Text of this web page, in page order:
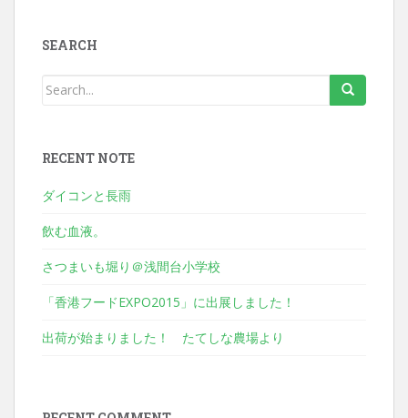
SEARCH
RECENT NOTE
ダイコンと長雨
飲む血液。
さつまいも堀り＠浅間台小学校
「香港フードEXPO2015」に出展しました！
出荷が始まりました！ たてしな農場より